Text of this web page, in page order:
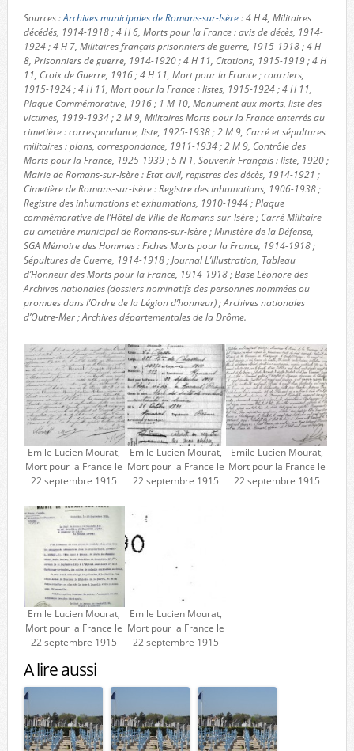
Sources :Archives municipales de Romans-sur-Isère: 4 H 4, Militaires
décédés, 1914-1918 ; 4 H 6, Morts pour la France : avis de décès, 1914-
1924 ; 4 H 7, Militaires français prisonniers de guerre, 1915-1918 ; 4 H
8, Prisonniers de guerre, 1914-1920 ; 4 H 11, Citations, 1915-1919 ; 4 H
11, Croix de Guerre, 1916 ; 4 H 11, Mort pour la France ; courriers,
1915-1924 ; 4 H 11, Mort pour la France : listes, 1915-1924 ; 4 H 11,
Plaque Commémorative, 1916 ; 1 M 10, Monument aux morts, liste des
victimes, 1919-1934 ; 2 M 9, Militaires Morts pour la France enterrés au
cimetière : correspondance, liste, 1925-1938 ; 2 M 9, Carré et sépultures
militaires : plans, correspondance, 1911-1934 ; 2 M 9, Contrôle des
Morts pour la France, 1925-1939 ; 5 N 1, Souvenir Français : liste, 1920 ;
Mairie de Romans-sur-Isère : Etat civil, registres des décès, 1914-1921 ;
Cimetière de Romans-sur-Isère : Registre des inhumations, 1906-1938 ;
Registre des inhumations et exhumations, 1910-1944 ; Plaque
commémorative de l’Hôtel de Ville de Romans-sur-Isère ; Carré Militaire
au cimetière municipal de Romans-sur-Isère ; Ministère de la Défense,
SGA Mémoire des Hommes : Fiches Morts pour la France, 1914-1918 ;
Sépultures de Guerre, 1914-1918 ; Journal L’Illustration, Tableau
d’Honneur des Morts pour la France, 1914-1918 ; Base Léonore des
Archives nationales (dossiers nominatifs des personnes nommées ou
promues dans l’Ordre de la Légion d’honneur) ; Archives nationales
d’Outre-Mer ; Archives départementales de la Drôme.
Emile Lucien Mourat,
Mort pour la France le
22 septembre 1915
Emile Lucien Mourat,
Mort pour la France le
22 septembre 1915
Emile Lucien Mourat,
Mort pour la France le
22 septembre 1915
Emile Lucien Mourat,
Mort pour la France le
22 septembre 1915
Emile Lucien Mourat,
Mort pour la France le
22 septembre 1915
A lire aussi